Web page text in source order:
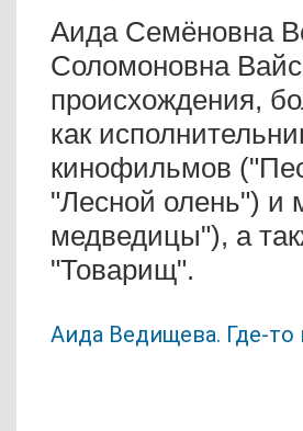
Аида Семёновна
Соломоновна
происхождения,
как
кинофильмов
"Лесной олень") и
медведицы"), а
"Товарищ".
Аида Ведищева. Где-то